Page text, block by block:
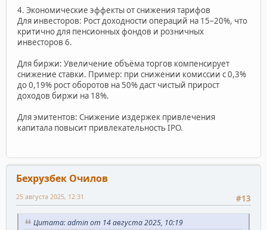
4. Экономические эффекты от снижения тарифов
Для инвесторов: Рост доходности операций на 15–20%, что
критично для пенсионных фондов и розничных
инвесторов 6.
Для биржи: Увеличение объёма торгов компенсирует
снижение ставки. Пример: при снижении комиссии с 0,3%
до 0,19% рост оборотов на 50% даст чистый прирост
доходов биржи на 18%.
Для эмитентов: Снижение издержек привлечения
капитала повысит привлекательность IPO.
Бехрузбек Очилов
#13
25 августа 2025, 12:31
Цитата: admin от 14 августа 2025, 10:19